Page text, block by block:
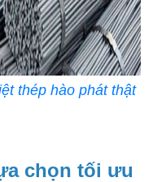
thép hào phát thật
chọn tối ưu